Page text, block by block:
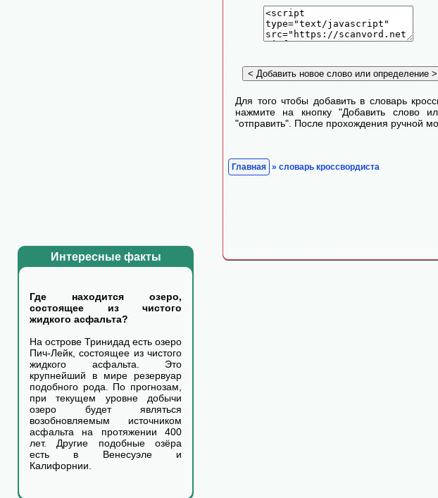
Интересные факты
Где находится озеро,
состоящее из чистого
жидкого асфальта?
На острове Тринидад есть озеро
Пич-Лейк, состоящее из чистого
жидкого асфальта. Это
крупнейший в мире резервуар
подобного рода. По прогнозам,
при текущем уровне добычи
озеро будет являться
возобновляемым источником
асфальта на протяжении 400
лет. Другие подобные озёра
есть в Венесуэле и
Калифорнии.
Для того чтобы добавить в словарь
нажмите на кнопку "Добавить слово
"отправить". После прохождения ручной
Главная » словарь кроссвордиста